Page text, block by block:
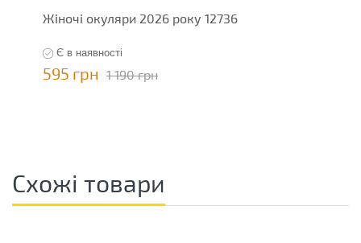
Жіночі окуляри 2026 року 12736
Є в наявності
595 грн 1 190 грн
Схожі товари